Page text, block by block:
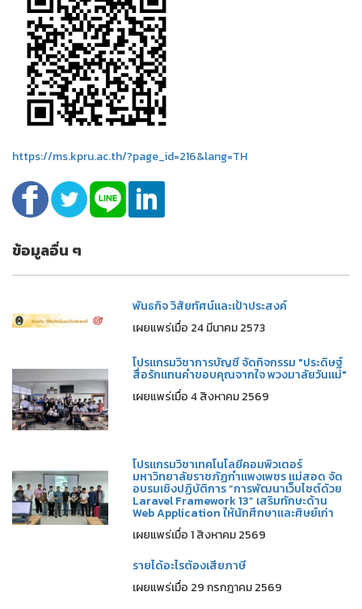
https://ms.kpru.ac.th/?page_id=216&lang=TH
ข้อมูลอื่น ๆ
พันธกิจ วิสัยทัศน์และเป้าประสงค์
เผยแพร่เมื่อ 24 มีนาคม 2573
โปรแกรมวิชาการบัญชี จัดกิจกรรม "ประดิษฐ์
สื่อรักแทนคำขอบคุณจากใจ พวงมาลัยวันแม่"
เผยแพร่เมื่อ 4 สิงหาคม 2569
โปรแกรมวิชาเทคโนโลยีคอมพิวเตอร์
มหาวิทยาลัยราชภัฏกำแพงเพชร แม่สอด จัด
อบรมเชิงปฏิบัติการ “การพัฒนาเว็บไซต์ด้วย
Laravel Framework 13” เสริมทักษะด้าน
Web Application ให้นักศึกษาและศิษย์เก่า
เผยแพร่เมื่อ 1 สิงหาคม 2569
รายได้อะไรต้องเสียภาษี
เผยแพร่เมื่อ 29 กรกฎาคม 2569